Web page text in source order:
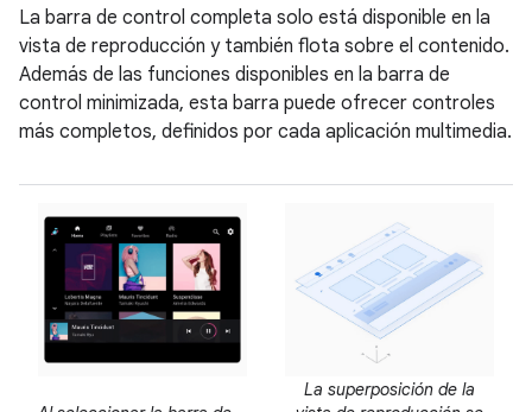
La barra de control completa solo está disponible en la
vista de reproducción y también flota sobre el contenido.
Además de las funciones disponibles en la barra de
control minimizada, esta barra puede ofrecer controles
más completos, definidos por cada aplicación multimedia.
La superposición de la